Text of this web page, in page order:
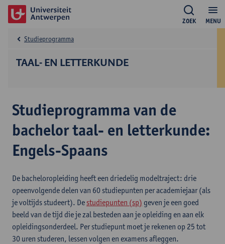
MENU
ZOEK
TAAL- EN LETTERKUNDE
Studieprogramma
Studieprogramma van de
bachelor taal- en letterkunde:
Engels-Spaans
De bacheloropleiding heeft een driedelig modeltraject: drie
opeenvolgende delen van 60 studiepunten per academiejaar (als
je voltijds studeert). De studiepunten (sp) geven je een goed
beeld van de tijd die je zal besteden aan je opleiding en aan elk
opleidingsonderdeel. Per studiepunt moet je rekenen op 25 tot
30 uren studeren, lessen volgen en examens afleggen.